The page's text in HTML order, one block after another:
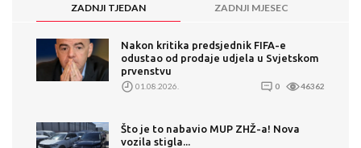
ZADNJI TJEDAN ZADNJI MJESEC
Nakon kritika predsjednik FIFA-e
odustao od prodaje udjela u Svjetskom
prvenstvu
01.08.2026. 0 46362
Što je to nabavio MUP ZHŽ-a! Nova
vozila stigla...